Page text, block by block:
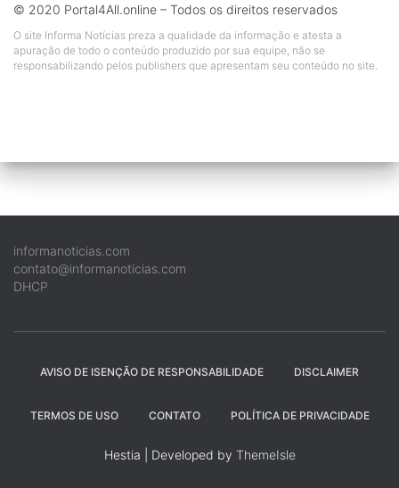
© 2020 Portal4All.online – Todos os direitos reservados
O site Informa Notícias preza a qualidade da informação e atesta a
apuração de todo o conteúdo produzido por sua equipe, não se
responsabilizando pelos publishers que apresentam seu conteúdo no site.
informanoticias.com
contato@informanoticias.com
DHCP
AVISO DE ISENÇÃO DE RESPONSABILIDADE DISCLAIMER
TERMOS DE USO CONTATO POLÍTICA DE PRIVACIDADE
Hestia | Developed by ThemeIsle